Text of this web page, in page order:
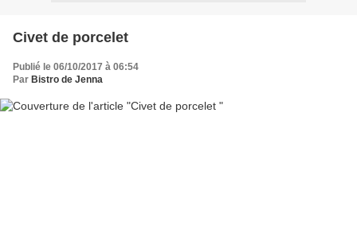
Civet de porcelet
Publié le 06/10/2017 à 06:54
Par Bistro de Jenna